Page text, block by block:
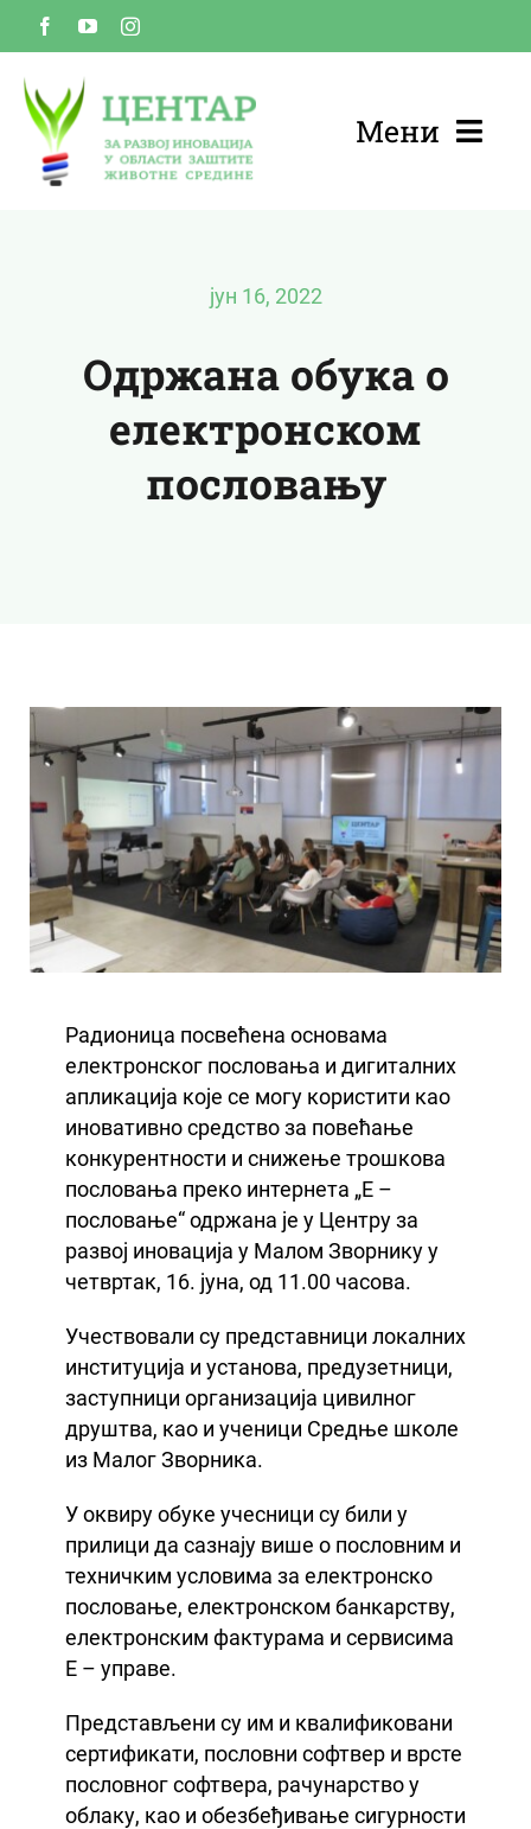
content
Мени
УСЛУГЕ
јун 16, 2022
Одржана обука о
електронском
пословању
Радионица посвећена основама
електронског пословања и дигиталних
апликација које се могу користити као
иновативно средство за повећање
конкурентности и снижење трошкова
пословања преко интернета „Е –
пословање“ одржана је у Центру за
развој иновација у Малом Зворнику у
четвртак, 16. јуна, од 11.00 часова.
Учествовали су представници локалних
институција и установа, предузетници,
заступници организација цивилног
друштва, као и ученици Средње школе
из Малог Зворника.
У оквиру обуке учесници су били у
прилици да сазнају више о пословним и
техничким условима за електронско
пословање, електронском банкарству,
електронским фактурама и сервисима
Е – управе.
Представљени су им и квалификовани
сертификати, пословни софтвер и врсте
пословног софтвера, рачунарство у
облаку, као и обезбеђивање сигурности